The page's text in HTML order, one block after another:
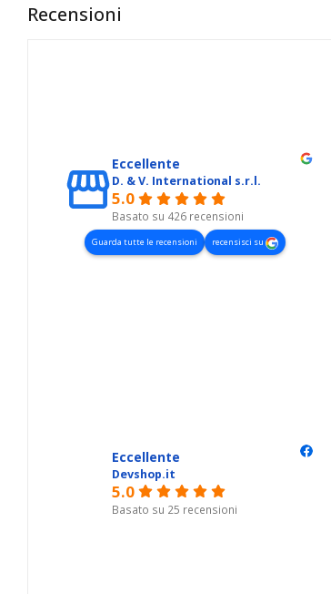
Recensioni
Eccellente
D. & V. International s.r.l.
5.0
Basato su 426 recensioni
Guarda tutte le recensioni recensisci su
Eccellente
Devshop.it
5.0
Basato su 25 recensioni